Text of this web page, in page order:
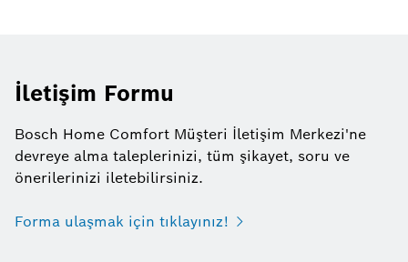
İletişim Formu
Bosch Home Comfort Müşteri İletişim Merkezi'ne
devreye alma taleplerinizi, tüm şikayet, soru ve
önerilerinizi iletebilirsiniz.
Forma ulaşmak için tıklayınız!